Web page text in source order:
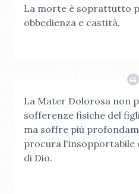
La morte è soprattutto
obbedienza e castità.
La Mater Dolorosa non
sofferenze fisiche del
ma soffre più
procura l'insopportabile
di Dio.